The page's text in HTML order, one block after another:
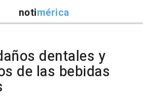
notimérica
dentales y
de las bebidas